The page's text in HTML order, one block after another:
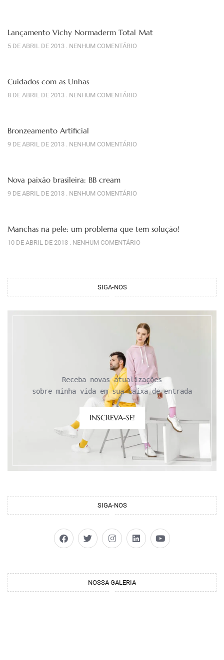
Lançamento Vichy Normaderm Total Mat
5 DE ABRIL DE 2013 NENHUM COMENTÁRIO
Cuidados com as Unhas
8 DE ABRIL DE 2013 NENHUM COMENTÁRIO
Bronzeamento Artificial
9 DE ABRIL DE 2013 NENHUM COMENTÁRIO
Nova paixão brasileira: BB cream
9 DE ABRIL DE 2013 NENHUM COMENTÁRIO
Manchas na pele: um problema que tem solução!
10 DE ABRIL DE 2013 NENHUM COMENTÁRIO
SIGA-NOS
Receba novas atualizações
sobre minha vida em sua caixa de entrada
INSCREVA-SE!
SIGA-NOS
NOSSA GALERIA